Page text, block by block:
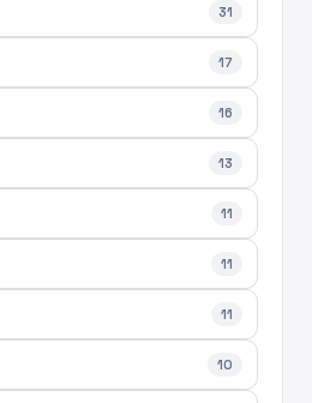
31
17
16
13
11
11
11
10